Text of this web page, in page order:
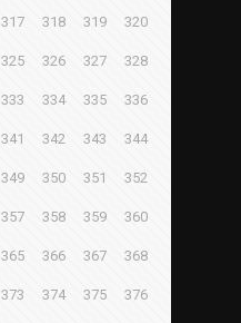
317 318 319 320
325 326 327 328
333 334 335 336
341 342 343 344
349 350 351 352
357 358 359 360
365 366 367 368
373 374 375 376